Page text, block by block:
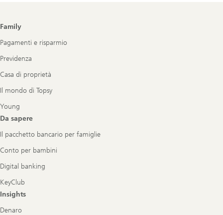
Footer
Navigation
Family
Pagamenti e risparmio
Previdenza
Casa di proprietà
Il mondo di Topsy
Young
Da sapere
Il pacchetto bancario per famiglie
Conto per bambini
Digital banking
KeyClub
Insights
Denaro